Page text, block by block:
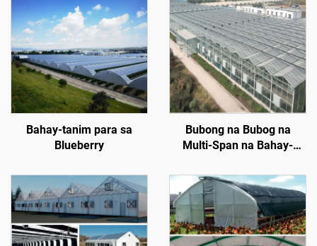
Bahay-tanim para sa
Blueberry
Bubong na Bubog na
Multi-Span na Bahay-